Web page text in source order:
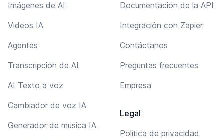
Imágenes de AI
Videos IA
Agentes
Transcripción de AI
AI Texto a voz
Cambiador de voz IA
Generador de música IA
Documentación de la API
Integración con Zapier
Contáctanos
Preguntas frecuentes
Empresa
Legal
Política de privacidad